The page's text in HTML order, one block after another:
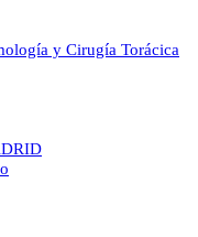
y Cirugía Torácica